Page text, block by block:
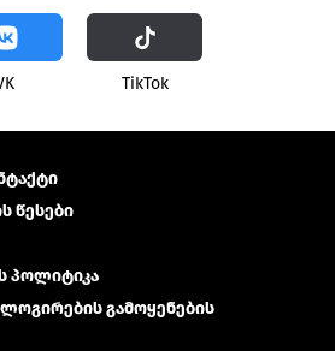
ТikТоk
წესები
პოლიტიკა
გამოყენების